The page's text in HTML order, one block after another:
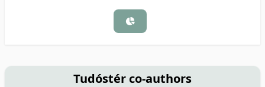
Tudóstér co-authors